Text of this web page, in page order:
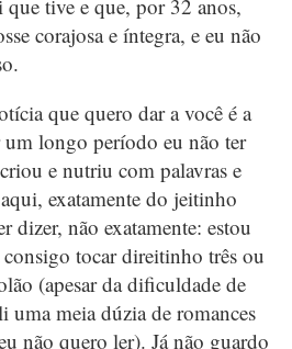
que tive e que, por 32 anos,
corajosa e íntegra, e eu não
que quero dar a você é a
um longo período eu não ter
e nutriu com palavras e
exatamente do jeitinho
dizer, não exatamente: estou
tocar direitinho três ou
(apesar da dificuldade de
uma meia dúzia de romances
não quero ler). Já não guardo